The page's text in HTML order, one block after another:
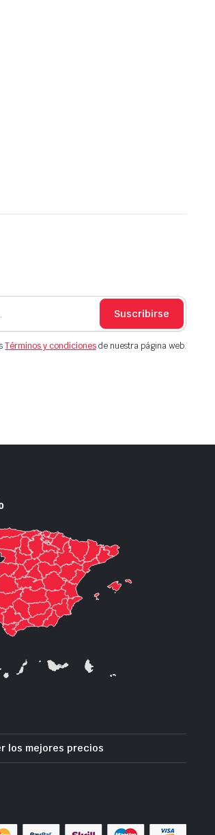
Suscribirse
Términos y condicionesde nuestra página web.
los mejores precios